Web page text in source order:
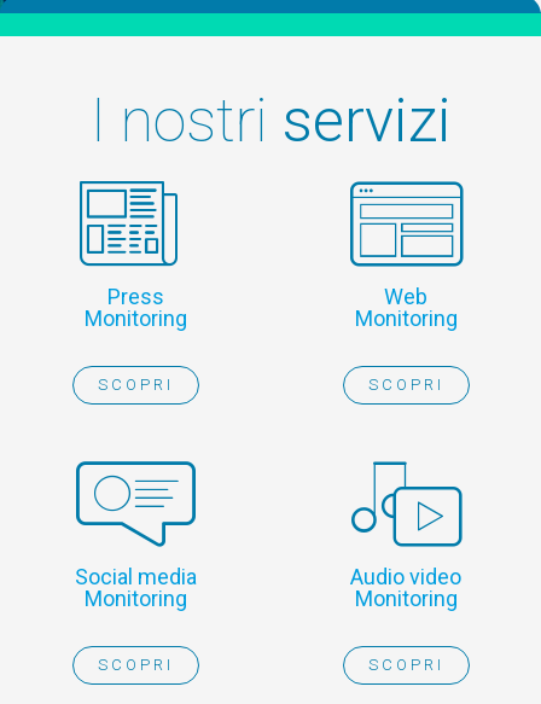
I nostri servizi
Press
Monitoring
SCOPRI
Web
Monitoring
SCOPRI
Social media
Monitoring
SCOPRI
Audio video
Monitoring
SCOPRI